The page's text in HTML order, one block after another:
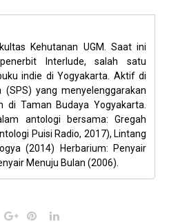
Kehutanan UGM. Saat ini
Interlude, salah satu
indie di Yogyakarta. Aktif di
yang menyelenggarakan
di Taman Budaya Yogyakarta.
antologi bersama: Gregah
Puisi Radio, 2017), Lintang
(2014) Herbarium: Penyair
Menuju Bulan (2006).